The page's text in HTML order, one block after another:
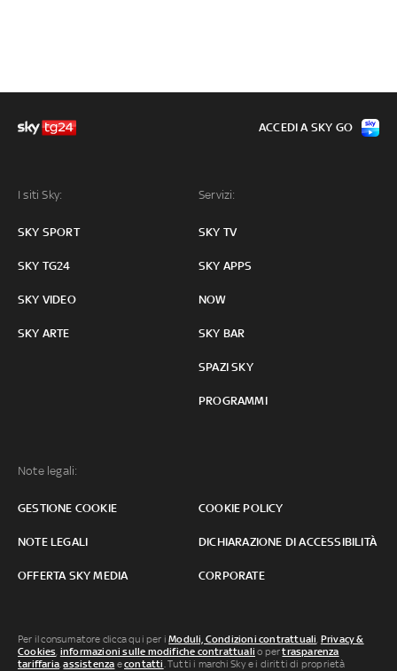
I siti Sky:
SKY SPORT
SKY TG24
SKY VIDEO
SKY ARTE
Servizi:
SKY TV
SKY APPS
NOW
SKY BAR
SPAZI SKY
PROGRAMMI
Note legali:
GESTIONE COOKIE COOKIE POLICY
NOTE LEGALI DICHIARAZIONE DI ACCESSIBILITÀ
OFFERTA SKY MEDIA CORPORATE
ACCEDI A SKY GO
Per il consumatore clicca qui per iModuli, Condizioni contrattuali, Privacy &
Cookies, informazioni sulle modifiche contrattuali o pertrasparenza
tariffaria,assistenza econtatti. Tutti i marchi Sky e i diritti di proprietà